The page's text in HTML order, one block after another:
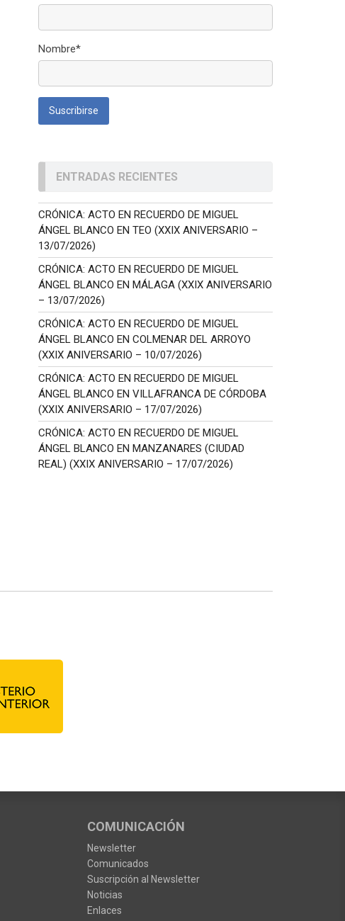
Nombre*
ENTRADAS RECIENTES
CRÓNICA: ACTO EN RECUERDO DE MIGUEL
ÁNGEL BLANCO EN TEO (XXIX ANIVERSARIO –
13/07/2026)
CRÓNICA: ACTO EN RECUERDO DE MIGUEL
ÁNGEL BLANCO EN MÁLAGA (XXIX ANIVERSARIO
– 13/07/2026)
CRÓNICA: ACTO EN RECUERDO DE MIGUEL
ÁNGEL BLANCO EN COLMENAR DEL ARROYO
(XXIX ANIVERSARIO – 10/07/2026)
CRÓNICA: ACTO EN RECUERDO DE MIGUEL
ÁNGEL BLANCO EN VILLAFRANCA DE CÓRDOBA
(XXIX ANIVERSARIO – 17/07/2026)
CRÓNICA: ACTO EN RECUERDO DE MIGUEL
ÁNGEL BLANCO EN MANZANARES (CIUDAD
REAL) (XXIX ANIVERSARIO – 17/07/2026)
COMUNICACIÓN
Newsletter
Comunicados
Suscripción al Newsletter
Noticias
Enlaces